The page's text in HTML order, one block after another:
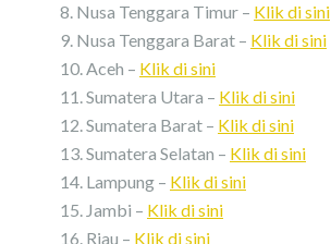
Nusa Tenggara Timur – Klik di sini
Nusa Tenggara Barat – Klik di sini
Aceh – Klik di sini
Sumatera Utara – Klik di sini
Sumatera Barat – Klik di sini
Sumatera Selatan – Klik di sini
Lampung – Klik di sini
Jambi – Klik di sini
Riau – Klik di sini